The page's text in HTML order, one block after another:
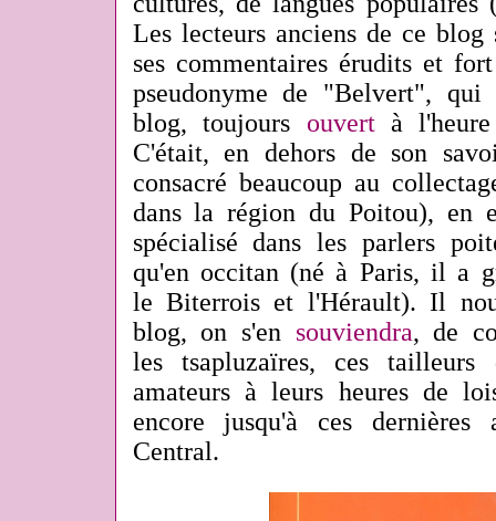
Les lecteurs anciens de ce blog
ses commentaires érudits et
pseudonyme de "Belvert",
blog, toujours ouvertà l'heure
C'était, en dehors de son
consacré beaucoup au
dans la région du Poitou), en
spécialisé dans les parlers
qu'en occitan (né à Paris, il a
le Biterrois et l'Hérault). Il
blog, on s'en souviendra, de
les tsapluzaïres, ces tailleurs
amateurs à leurs heures de
encore jusqu'à ces dernières
Central.